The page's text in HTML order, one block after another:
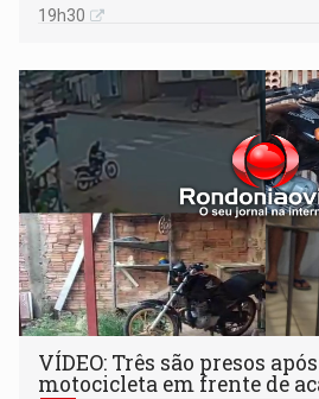
19h30
VÍDEO: Três são presos
motocicleta em frente de